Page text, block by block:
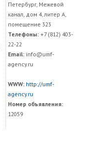
Петербург, Межевой
канал, дом 4, литер А,
помещение 323
Телефоны:+7 (812) 403-
22-22
Email:info@umf-
agency.ru
WWW: http://umf-
agency.ru
Номер объявления:
12059